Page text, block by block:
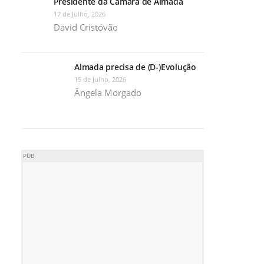
17 de Julho, 2026
David Cristóvão
Almada precisa de (D-)Evolução
15 de Julho, 2026
Ângela Morgado
PUB